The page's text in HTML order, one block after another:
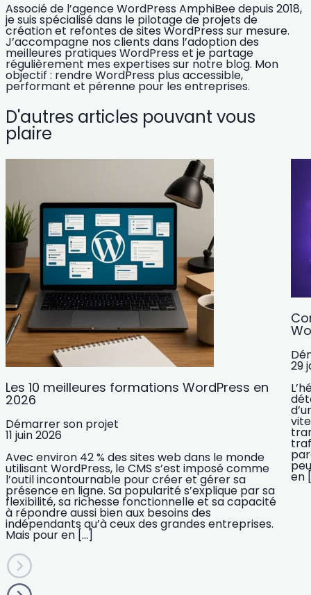
Associé de l’agence WordPress AmphiBee depuis 2018,
je suis spécialisé dans le pilotage de projets de
création et refontes de sites WordPress sur mesure.
J’accompagne nos clients dans l’adoption des
meilleures pratiques WordPress et je partage
régulièrement mes expertises sur notre blog. Mon
objectif : rendre WordPress plus accessible,
performant et pérenne pour les entreprises.
D'autres articles pouvant vous
plaire
Les 10 meilleures formations WordPress en
2026
Démarrer son projet
11 juin 2026
Avec environ 42 % des sites web dans le monde
utilisant WordPress, le CMS s’est imposé comme
l’outil incontournable pour créer et gérer sa
présence en ligne. Sa popularité s’explique par sa
flexibilité, sa richesse fonctionnelle et sa capacité
à répondre aussi bien aux besoins des
indépendants qu’à ceux des grandes entreprises.
Mais pour en […]
29
en